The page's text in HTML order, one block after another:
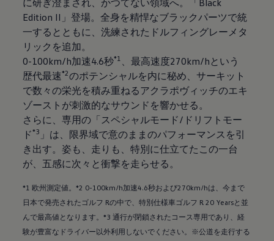
に研ぎ澄まされ、かつてない領域へ。「Black
Edition II」登場。全身を精悍なブラックパーツで統
一するとともに、洗練されたドルフィングレーメタ
リックを追加。
0-100km/h加速4.6秒*1 、最高速度270km/hという
歴代最速*2のポテンシャルを内に秘め、サーキット
で数々の栄光を積み重ねるアクラポヴィッチのエキ
ゾーストが刺激的なサウンドを響かせる。
さらに、専用の「スペシャルモード/ドリフトモー
ド*3 」は、限界域で意のままのパフォーマンスを引
き出す。姿も、走りも、特別に仕立てたこの一台
が、五感に次々と衝撃を走らせる。
*1 欧州測定値。*2 0-100km/h加速4.6秒および270km/hは、今まで
日本で発売されたゴルフ Rの中で、特別仕様車ゴルフ R 20 Yearsと並
んで最高値となります。*3 通行が閉鎖されたコース専用であり、経
験が豊富なドライバー以外利用しないでください。※公道を走行する